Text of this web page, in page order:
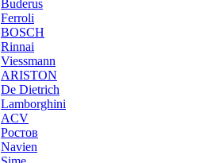
Buderus
Ferroli
BOSCH
Rinnai
Viessmann
ARISTON
De Dietrich
Lamborghini
ACV
Ростов
Navien